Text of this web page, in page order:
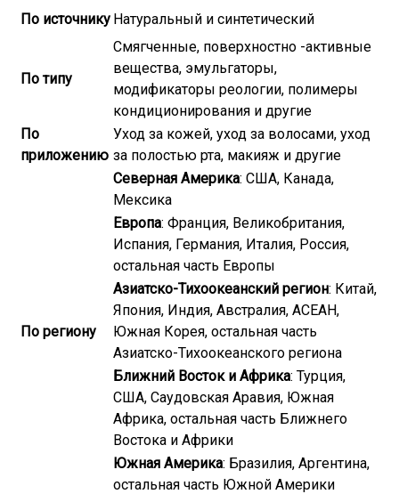
По источнику Натуральный и синтетический
По типу
Смягченные, поверхностно -активные
вещества, эмульгаторы,
модификаторы реологии, полимеры
кондиционирования и другие
По
приложению
Уход за кожей, уход за волосами, уход
за полостью рта, макияж и другие
По региону
Северная Америка: США, Канада,
Мексика
Европа: Франция, Великобритания,
Испания, Германия, Италия, Россия,
остальная часть Европы
Азиатско-Тихоокеанский регион: Китай,
Япония, Индия, Австралия, АСЕАН,
Южная Корея, остальная часть
Азиатско-Тихоокеанского региона
Ближний Восток и Африка: Турция,
США, Саудовская Аравия, Южная
Африка, остальная часть Ближнего
Востока и Африки
Южная Америка: Бразилия, Аргентина,
остальная часть Южной Америки